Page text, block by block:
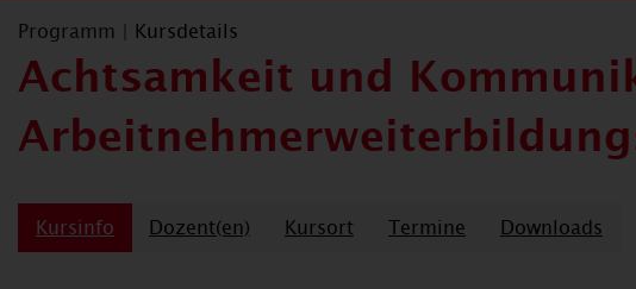
Programm Kursdetails
Achtsamkeit und
Kursinfo Dozent(en) Kursort Termine Downloads